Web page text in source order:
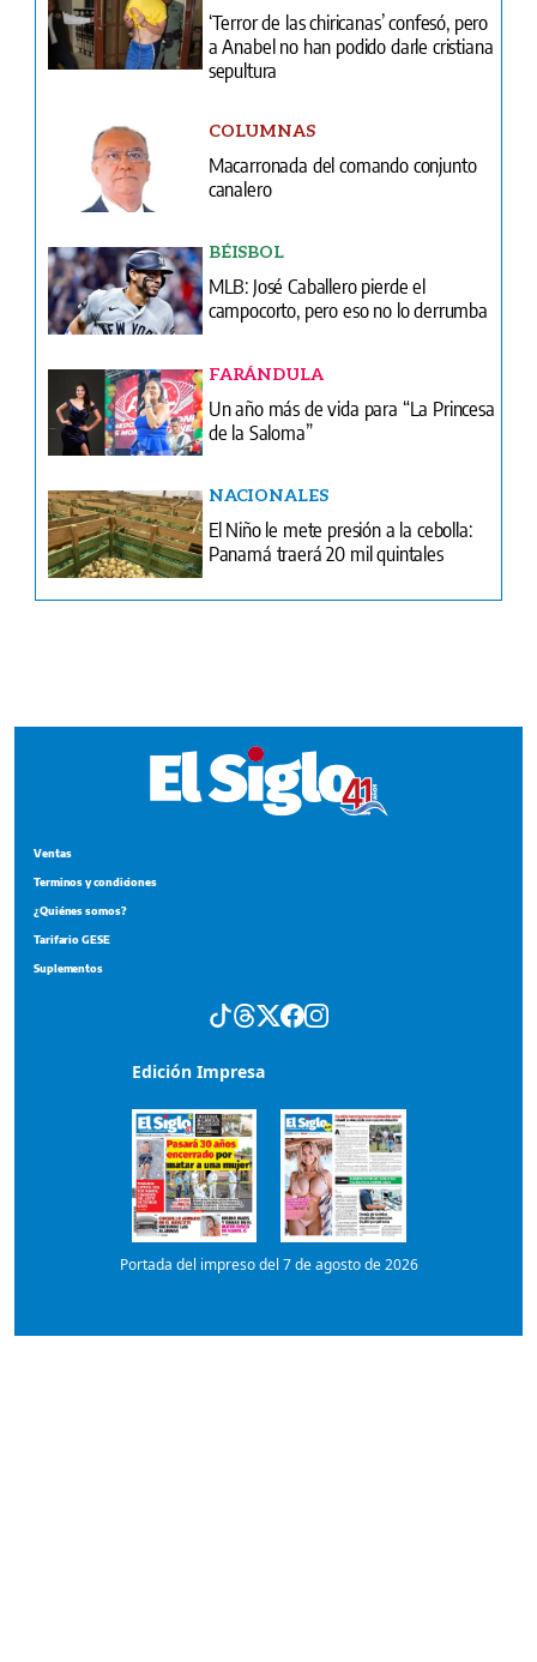
COLUMNAS
Macarronada del comando conjunto
canalero
BÉISBOL
MLB: José Caballero pierde el
campocorto, pero eso no lo derrumba
FARÁNDULA
Un año más de vida para “La Princesa
de la Saloma”
NACIONALES
El Niño le mete presión a la cebolla:
Panamá traerá 20 mil quintales
Suplementos
Portada del impreso del 7 de agosto de 2026